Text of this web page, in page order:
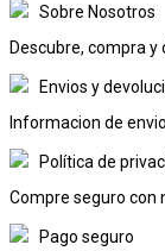
Sobre Nosotros
Descubre, compra y
Envios y
Informacion de
Política de
Compre seguro con
Pago seguro